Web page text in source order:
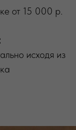
от 15 000 р.
исходя из